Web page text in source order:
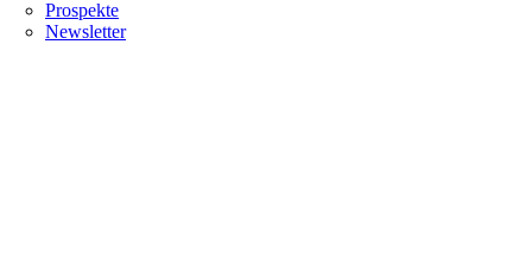
Prospekte
Newsletter